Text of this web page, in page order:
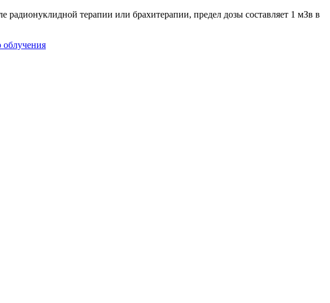
терапии или брахитерапии, предел дозы составляет 1 мЗв в
облучения